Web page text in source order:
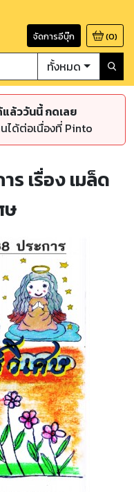
จัดการอีบุ๊ก (0)
ทั้งหมด
แล้ววันนี้ กดเลย
ได้ต่อเนื่องที่ Pinto
ร เรื่อง เมล็ด
ษ